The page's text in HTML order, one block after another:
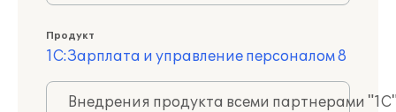
Продукт
1С:Зарплата и управление персоналом 8
Внедрения продукта всеми партнерами